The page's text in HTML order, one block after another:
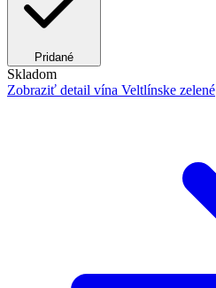
Pridané
Skladom
Zobraziť detail vína Veltlínske zelené